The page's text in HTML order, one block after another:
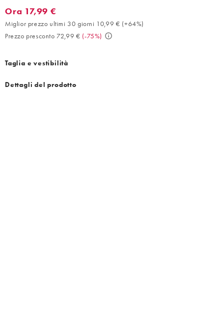
Ora 17,99 €. Miglior prezzo ultimi 30 giorni 10,99 € (+64%).
Ora 17,99 €
Miglior prezzo ultimi 30 giorni 10,99 € (+64%)
Prezzo presconto 72,99 € (-75%)
Taglia e vestibilità
Dettagli del prodotto